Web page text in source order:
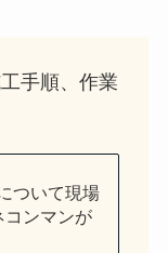
手順、作業
ついて現場
コンマンが